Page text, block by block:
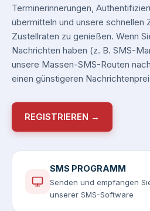
Terminerinnerungen,
übermitteln und unsere schnellen
Zustellraten zu genießen. Wenn
Nachrichten haben (z. B. SMS-
unsere Massen-SMS-Routen
einen günstigeren
REGISTRIEREN →
SMS PROGRAMM
Senden und empfangen
unserer SMS-Software